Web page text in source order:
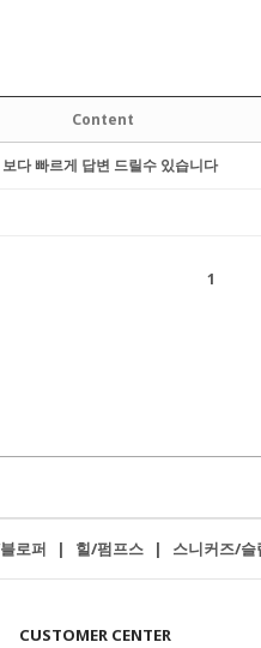
Content
다 빠르게 답변 드릴수 있습니다
1
로퍼 | 힐/펌프스 | 스니커즈/슬
CUSTOMER CENTER